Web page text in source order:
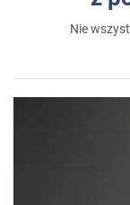
Nie